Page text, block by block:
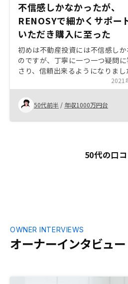
不信感しかなかったが、
RENOSYで細かくサポー
いただき購入に至った
初めは不動産投資には不信感し
のですが、丁寧に一つ一つ疑問
さり、信頼出来るようになりま
きにも、細かくサポートして頂
ズに進める事ができました。全
私にも契約に至れたのは、全てス
皆様のおかげです。全くの素人に
は、何が何だかよくわからない
っとよかったかなと思います。
2021
50代前半 / 年収1000万円台
50代の口
オーナーインタビュー
OWNER INTERVIEWS